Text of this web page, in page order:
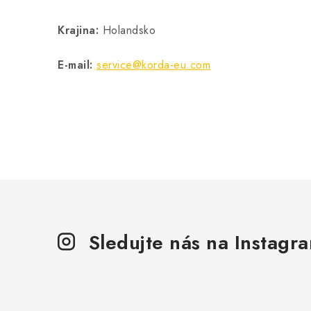
Krajina: Holandsko
E-mail: service@korda-eu.com
Sledujte nás na